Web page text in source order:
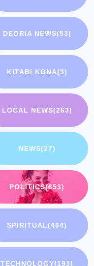
DEORIA NEWS(53)
KITABI KONA(3)
LOCAL NEWS(263)
NEWS(27)
POLITICS(653)
SPIRITUAL(484)
TECHNOLOGY(193)